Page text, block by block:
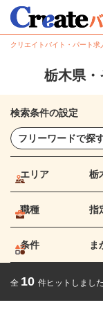
クリエイトバイト・パート求
栃木県
検索条件の設定
エリア 栃
職種 指
条件 ま
全 10 件ヒットしました